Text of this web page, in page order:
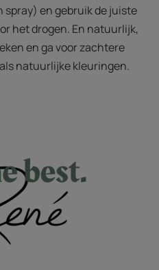
en gebruik de juiste
het drogen. En natuurlijk,
en ga voor zachtere
natuurlijke kleuringen.